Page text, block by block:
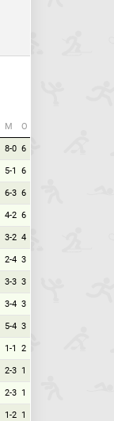
М О
8-0 6
5-1 6
6-3 6
4-2 6
3-2 4
2-4 3
3-3 3
3-4 3
5-4 3
1-1 2
2-3 1
2-3 1
1-2 1